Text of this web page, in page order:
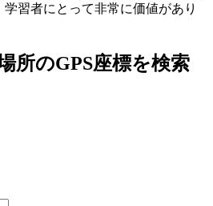
習者にとって非常に価値があり
所のGPS座標を検索